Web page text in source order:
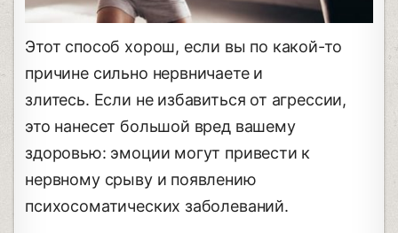
Этот способ хорош, если вы по какой-то
причине сильно нервничаете и
злитесь. Если не избавиться от агрессии,
это нанесет большой вред вашему
здоровью: эмоции могут привести к
нервному срыву и появлению
психосоматических заболеваний.